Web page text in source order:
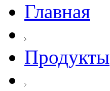
Главная
Продукты